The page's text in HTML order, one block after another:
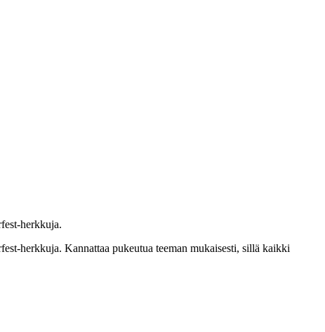
herkkuja.
herkkuja. Kannattaa pukeutua teeman mukaisesti, sillä kaikki